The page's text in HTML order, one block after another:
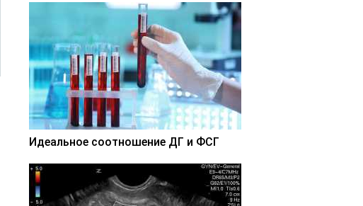
Идеальное соотношение ДГ и ФСГ